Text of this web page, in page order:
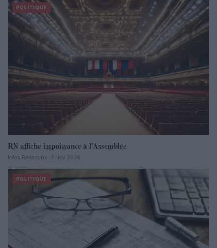
POLITIQUE
RN affiche impuissance à l’Assemblée
Infos Rédaction · 1 Nov 2024
POLITIQUE